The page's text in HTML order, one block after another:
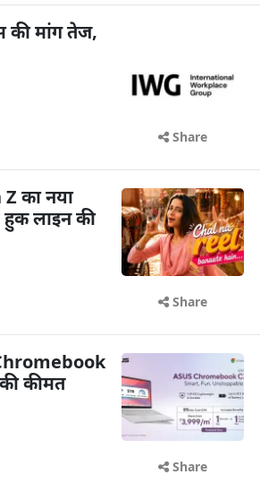
की मांग तेज,
Share
Z का नया
हुक लाइन की
Share
कीमत
Share